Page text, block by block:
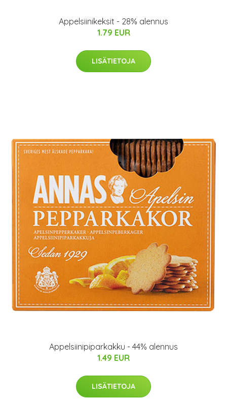
Appelsiinikeksit - 28% alennus
1.79 EUR
LISÄTIETOJA
Appelsiinipiparkakku - 44% alennus
1.49 EUR
LISÄTIETOJA